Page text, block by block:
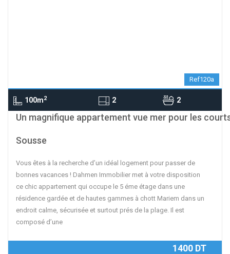
Ref120a
100m2 2
2
Leaflet
contributors
Un magnifique appartement vue mer pour les
Sousse
Vous êtes à la recherche d’un idéal logement pour passer de
bonnes vacances ! Dahmen Immobilier met à votre disposition
ce chic appartement qui occupe le 5 éme étage dans une
résidence gardée et de hautes gammes à chott Mariem dans un
endroit calme, sécurisée et surtout prés de la plage. Il est
composé d’une
1400 DT